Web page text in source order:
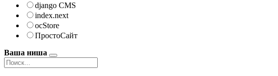
django CMS
index.next
ocStore
ПростоСайт
Ваша ниша